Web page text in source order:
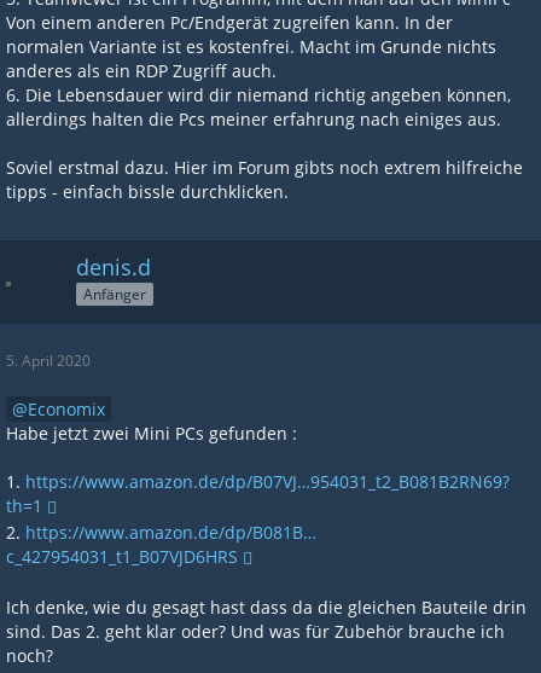
Von einem anderen Pc/Endgerät zugreifen kann. In der
normalen Variante ist es kostenfrei. Macht im Grunde nichts
anderes als ein RDP Zugriff auch.
6. Die Lebensdauer wird dir niemand richtig angeben können,
allerdings halten die Pcs meiner erfahrung nach einiges aus.
Soviel erstmal dazu. Hier im Forum gibts noch extrem hilfreiche
tipps - einfach bissle durchklicken.
denis.d
Anfänger
5. April 2020
Economix
Habe jetzt zwei Mini PCs gefunden :
1. https://www.amazon.de/dp/B07VJ…954031_t2_B081B2RN69?
th=1
2. https://www.amazon.de/dp/B081B…
c_427954031_t1_B07VJD6HRS
Ich denke, wie du gesagt hast dass da die gleichen Bauteile drin
sind. Das 2. geht klar oder? Und was für Zubehör brauche ich
noch?